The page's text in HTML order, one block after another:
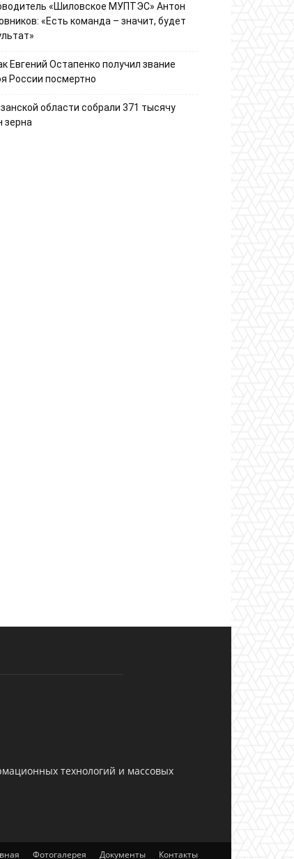
«Шиловское МУПТЭС» Антон
«Есть команда – значит, будет
Евгений Остапенко получил звание
России посмертно
области собрали 371 тысячу
зерна
технологий и массовых
Фотогалерея Документы Контакты